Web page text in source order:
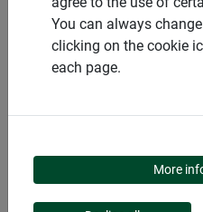
PRODUITS
PROFILE
POUR
You can always
clicking on the cookie
each page.
More